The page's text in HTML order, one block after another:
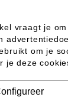
vraagt je
om je
je deze